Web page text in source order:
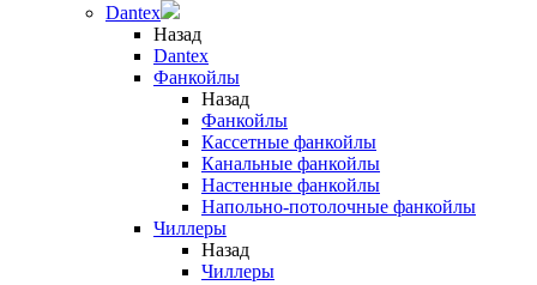
Dantex
Назад
Dantex
Фанкойлы
Назад
Фанкойлы
Кассетные фанкойлы
Канальные фанкойлы
Настенные фанкойлы
Напольно-потолочные фанкойлы
Чиллеры
Назад
Чиллеры